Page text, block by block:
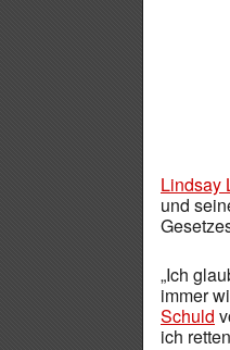
Lindsay
und
„Ich
immer
Schuld
ich